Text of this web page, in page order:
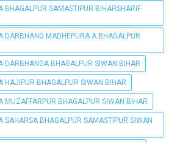
BHAGALPUR SAMASTIPUR BIHARSHARIF
DARBHANG MADHEPURA A BHAGALPUR
DARBHANGA BHAGALPUR SIWAN BIHAR
HAJIPUR BHAGALPUR SIWAN BIHAR
MUZAFFARPUR BHAGALPUR SIWAN BIHAR
SAHARSA BHAGALPUR SAMASTIPUR SIWAN